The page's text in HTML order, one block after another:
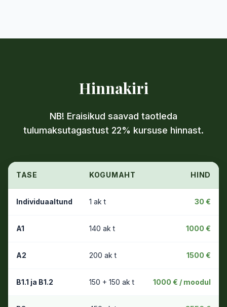
Hinnakiri
NB! Eraisikud saavad taotleda
tulumaksutagastust 22% kursuse hinnast.
TASE KOGUMAHT HIND
Individuaaltund 1 ak t 30 €
A1 140 ak t 1000 €
A2 200 ak t 1500 €
B1.1 ja B1.2 150 + 150 ak t 1000 € / moodul